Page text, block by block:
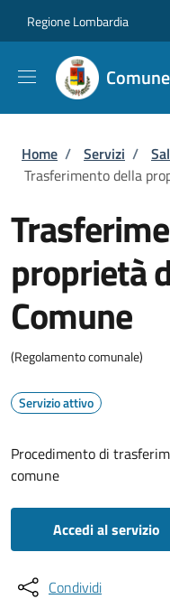
Regione Lombardia
Briciole di
Home / Servizi /
Trasferimento della
proprietà
Comune
(Regolamento comunale)
Servizio attivo
Procedimento di
comune
Accedi al servizio
Condividi